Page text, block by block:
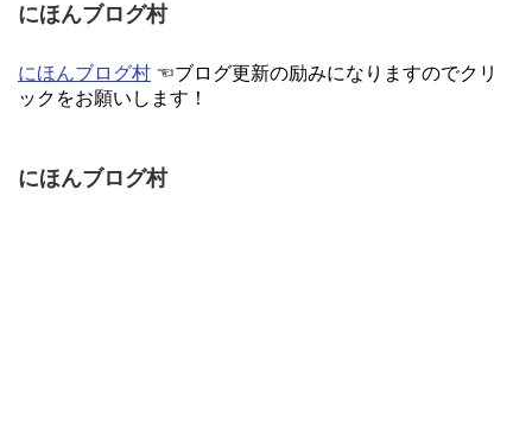
にほんブログ村
にほんブログ村 ☜ブログ更新の励みになりますのでクリ
ックをお願いします！
にほんブログ村